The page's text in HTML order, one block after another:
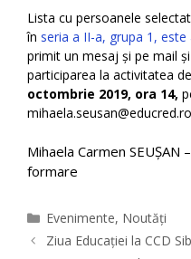
Lista cu persoanele
în seria a II-a, grupa 1, este
primit un mesaj și pe mail
participarea la activitatea
octombrie 2019, ora 14,
Mihaela Carmen
formare
Categories
Evenimente, Noutăți
Ziua Educației la CCD